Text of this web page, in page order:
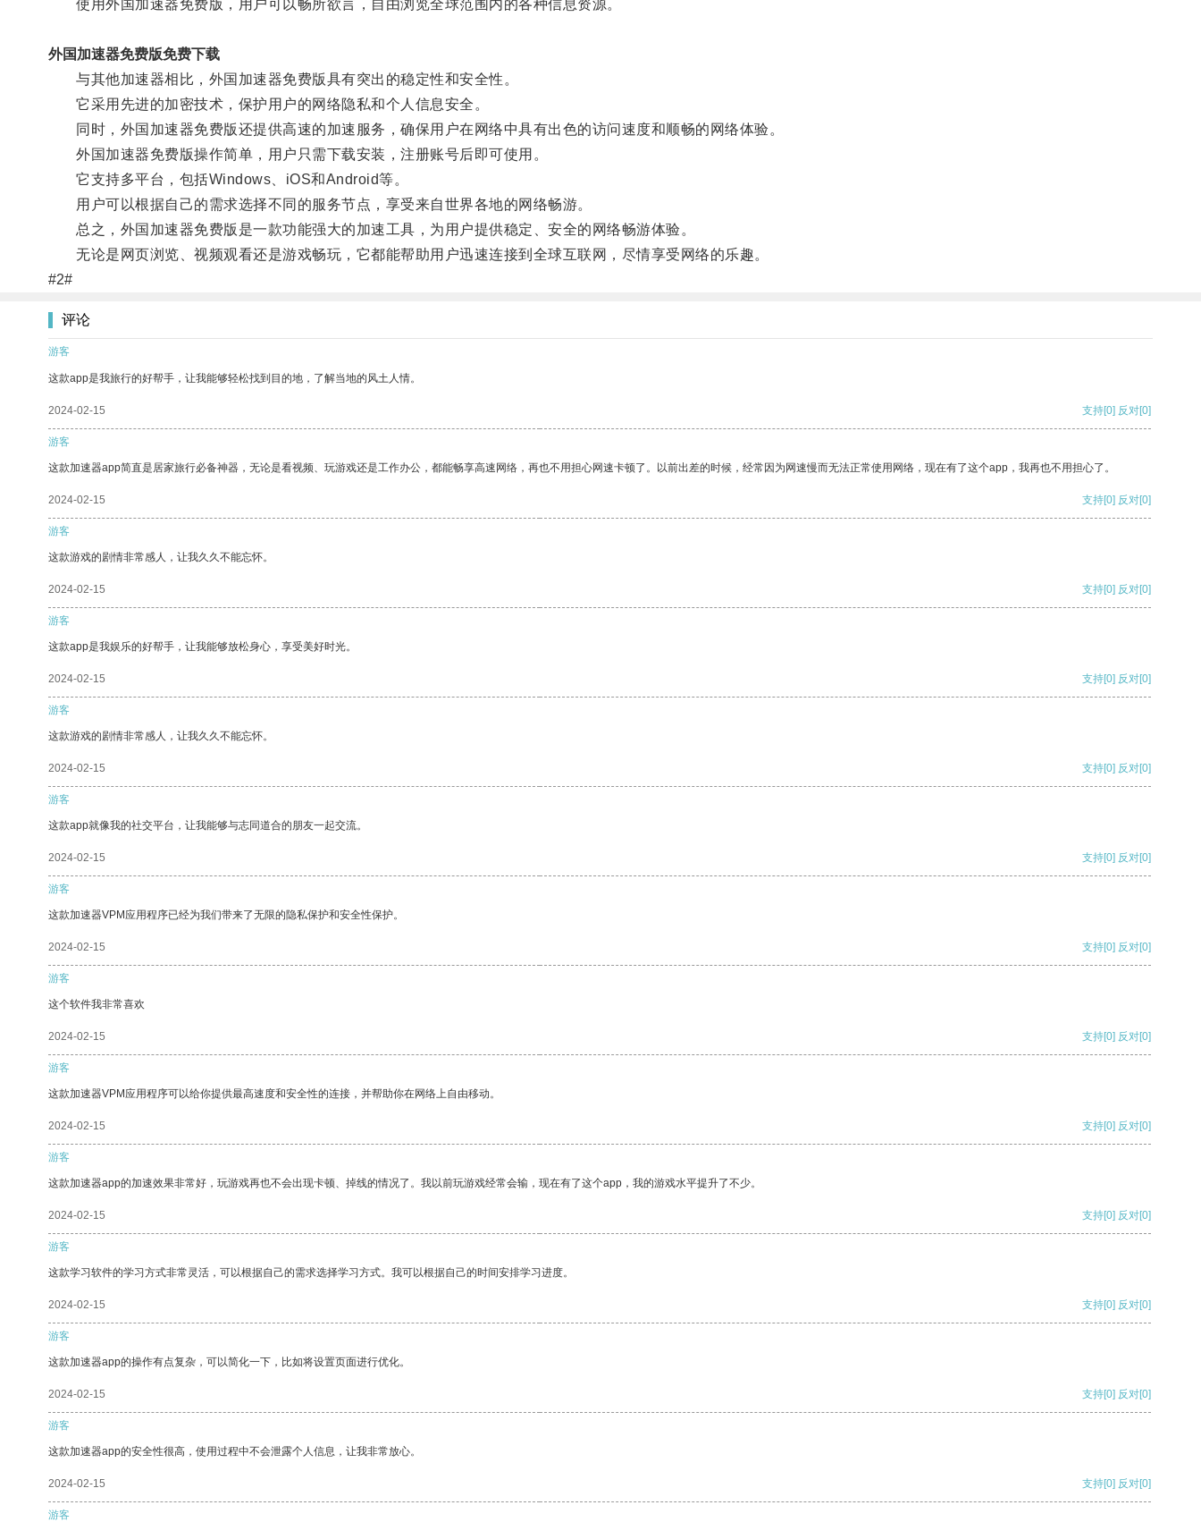
使用外国加速器免费版，用户可以畅所欲言，自由浏览全球范围内的各种信息资源。
外国加速器免费版免费下载
与其他加速器相比，外国加速器免费版具有突出的稳定性和安全性。
它采用先进的加密技术，保护用户的网络隐私和个人信息安全。
同时，外国加速器免费版还提供高速的加速服务，确保用户在网络中具有出色的访问速度和顺畅的网络体验。
外国加速器免费版操作简单，用户只需下载安装，注册账号后即可使用。
它支持多平台，包括Windows、iOS和Android等。
用户可以根据自己的需求选择不同的服务节点，享受来自世界各地的网络畅游。
总之，外国加速器免费版是一款功能强大的加速工具，为用户提供稳定、安全的网络畅游体验。
无论是网页浏览、视频观看还是游戏畅玩，它都能帮助用户迅速连接到全球互联网，尽情享受网络的乐趣。
#2#
评论
游客
这款app是我旅行的好帮手，让我能够轻松找到目的地，了解当地的风土人情。
2024-02-15 支持[0] 反对[0]
游客
这款加速器app简直是居家旅行必备神器，无论是看视频、玩游戏还是工作办公，都能畅享高速网络，再也不用担心网速卡顿了。以前出差的时候，经常因为网速慢而无法正常使用网络，现在有了这个app，我再也不用担心了。
2024-02-15 支持[0] 反对[0]
游客
这款游戏的剧情非常感人，让我久久不能忘怀。
2024-02-15 支持[0] 反对[0]
游客
这款app是我娱乐的好帮手，让我能够放松身心，享受美好时光。
2024-02-15 支持[0] 反对[0]
游客
这款游戏的剧情非常感人，让我久久不能忘怀。
2024-02-15 支持[0] 反对[0]
游客
这款app就像我的社交平台，让我能够与志同道合的朋友一起交流。
2024-02-15 支持[0] 反对[0]
游客
这款加速器VPM应用程序已经为我们带来了无限的隐私保护和安全性保护。
2024-02-15 支持[0] 反对[0]
游客
这个软件我非常喜欢
2024-02-15 支持[0] 反对[0]
游客
这款加速器VPM应用程序可以给你提供最高速度和安全性的连接，并帮助你在网络上自由移动。
2024-02-15 支持[0] 反对[0]
游客
这款加速器app的加速效果非常好，玩游戏再也不会出现卡顿、掉线的情况了。我以前玩游戏经常会输，现在有了这个app，我的游戏水平提升了不少。
2024-02-15 支持[0] 反对[0]
游客
这款学习软件的学习方式非常灵活，可以根据自己的需求选择学习方式。我可以根据自己的时间安排学习进度。
2024-02-15 支持[0] 反对[0]
游客
这款加速器app的操作有点复杂，可以简化一下，比如将设置页面进行优化。
2024-02-15 支持[0] 反对[0]
游客
这款加速器app的安全性很高，使用过程中不会泄露个人信息，让我非常放心。
2024-02-15 支持[0] 反对[0]
游客